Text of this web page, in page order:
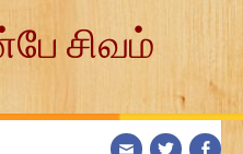
சிவம்